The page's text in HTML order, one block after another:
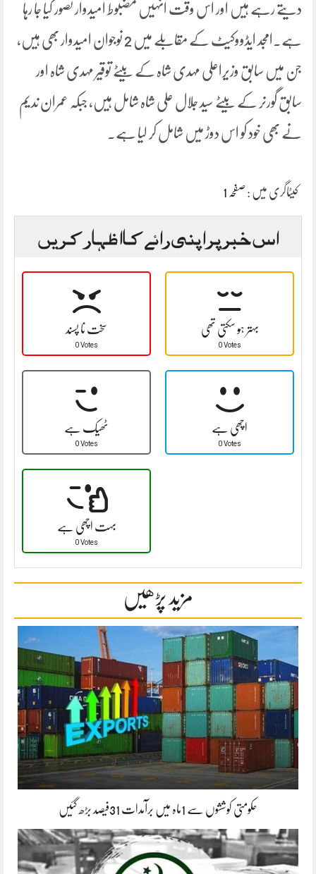
دیتے رہے ہیں اور اس وقت انہیں مضبوط امیدوار تصور کیا جا رہا
ہے۔امجد ایڈووکیٹ کے مقابلے میں 2 نوجوان امیدوار بھی ہیں،
جن میں سابق وزیراعلی مہدی شاہ کے بیٹے توقیر مہدی شاہ اور
سابق گورنر کے بیٹے سید جلال علی شاہ شامل ہیں، جبکہ عمران ندیم
نے بھی خود کو اس دوڑ میں شامل کر لیا ہے۔
کیٹاگری میں : صفحہ 1
اس خبر پر اپنی رائے کا اظہار کریں
سخت نا پسند
0 Votes
بہتر ہو سکتی تھی
0 Votes
ٹھیک ہے
0 Votes
اچھی ہے
0 Votes
بہت اچھی ہے
0 Votes
مزید پڑھیں
حکومتی کوششوں سے 1ماہ میں برآمدات 31فیصد بڑھ گئیں